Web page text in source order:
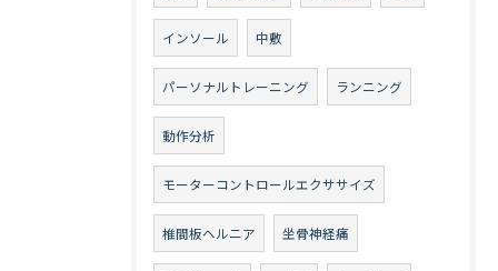
インソール 中敷
パーソナルトレーニング ランニング
動作分析
モーターコントロールエクササイズ
椎間板ヘルニア 坐骨神経痛